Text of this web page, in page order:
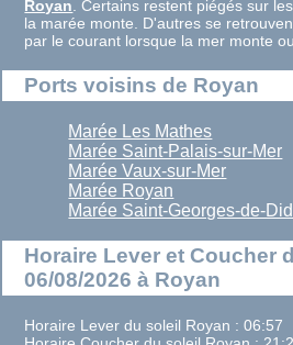
Royan. Certains restent piégés sur
la marée monte. D'autres se
par le courant lorsque la mer monte
Ports voisins de Royan
Marée Les Mathes
Marée Saint-Palais-sur-Mer
Marée Vaux-sur-Mer
Marée Royan
Marée Saint-Georges-de-
Horaire Lever et Coucher
06/08/2026 à Royan
Horaire Lever du soleil Royan : 06:57